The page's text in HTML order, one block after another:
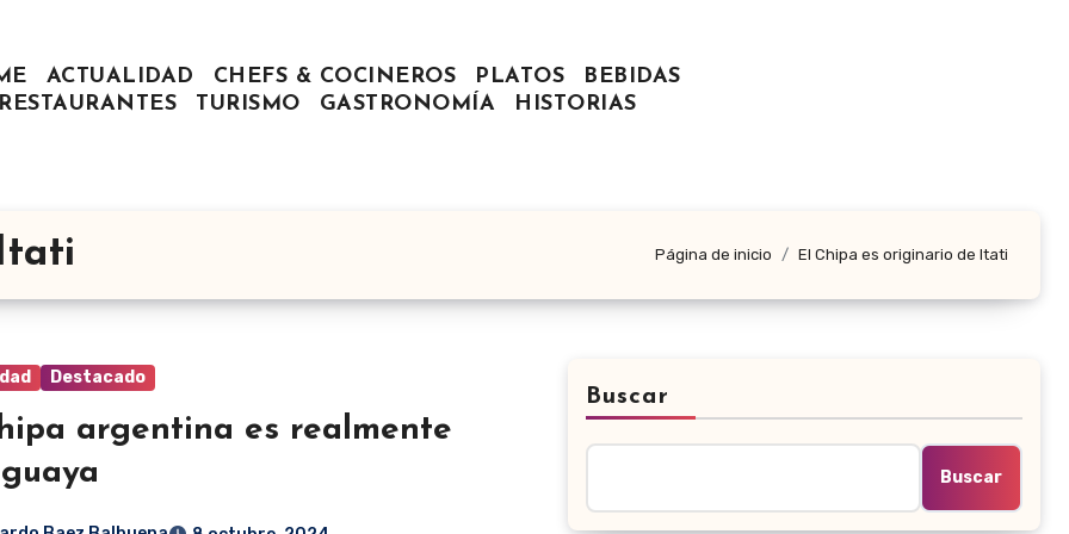
ACTUALIDAD CHEFS & COCINEROS PLATOS
BEBIDAS
RESTAURANTES
TURISMO GASTRONOMÍA HISTORIAS
Página de inicio El Chipa es originario de Itati
Destacado
argentina es realmente
Buscar
Buscar